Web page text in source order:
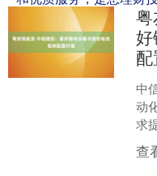
中
动
求
海
代
查